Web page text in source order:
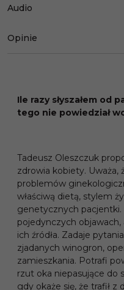
Audio
Opinie
Ile razy słyszałem od
tego nie powiedział
Tadeusz Oleszczuk
zdrowia kobiety. Uważa,
problemów
właściwą dietą, stylem
genetycznych
pojedynczych
ich źródła. Zadaje
zjadanych winogron,
zamieszkania. Potrafi
rzut oka niepasujące do
gdy okaże się, że trafił z